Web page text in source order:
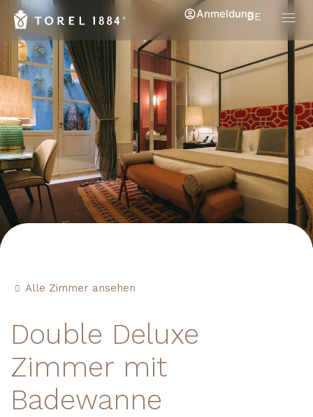
DE
Anmeldung
Alle Zimmer ansehen
Double Deluxe
Zimmer mit
Badewanne